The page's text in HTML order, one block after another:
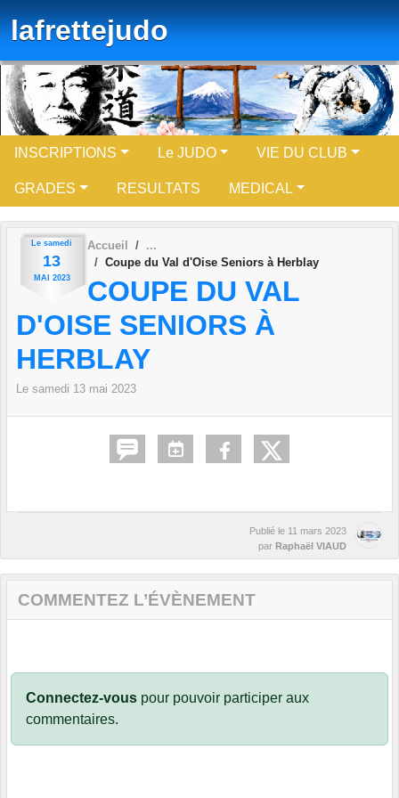
lafrettejudo
INSCRIPTIONS Le JUDO VIE DU CLUB
GRADES RESULTATS MEDICAL
Le samedi
13
MAI 2023
Accueil
Coupe du Val d'Oise Seniors à Herblay
COUPE DU VAL
D'OISE SENIORS À
HERBLAY
Le samedi 13 mai 2023
Publié le 11 mars 2023
par Raphaël VIAUD
COMMENTEZ L’ÉVÈNEMENT
Connectez-vous pour pouvoir participer aux
commentaires.